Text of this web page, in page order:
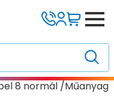
8 normál /Műanyag